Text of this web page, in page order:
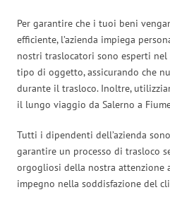
Per garantire che i tuoi beni
efficiente, l’azienda impiega
nostri traslocatori sono esperti
tipo di oggetto, assicurando che
durante il trasloco. Inoltre,
il lungo viaggio da Salerno a
Tutti i dipendenti dell’azienda
garantire un processo di trasloco
orgogliosi della nostra attenzione
impegno nella soddisfazione del